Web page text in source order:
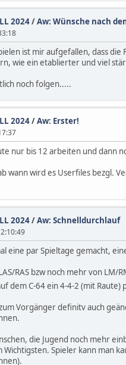
2024/Aw: Wünsche nach
ist mir aufgefallen, dass
wie ein etablierter und viel
noch folgen.....
2024/Aw: Erster!
nur bis 12 arbeiten und dann
wann wird es Userfiles bezgl.
2024/Aw: Schnelldurchlauf
eine par Spieltage gemacht,
RAS bzw noch mehr von
dem C-64 ein 4-4-2 (mit
Vorgänger definitv auch
die Jugend noch mehr
Wichtigsten. Spieler kann man